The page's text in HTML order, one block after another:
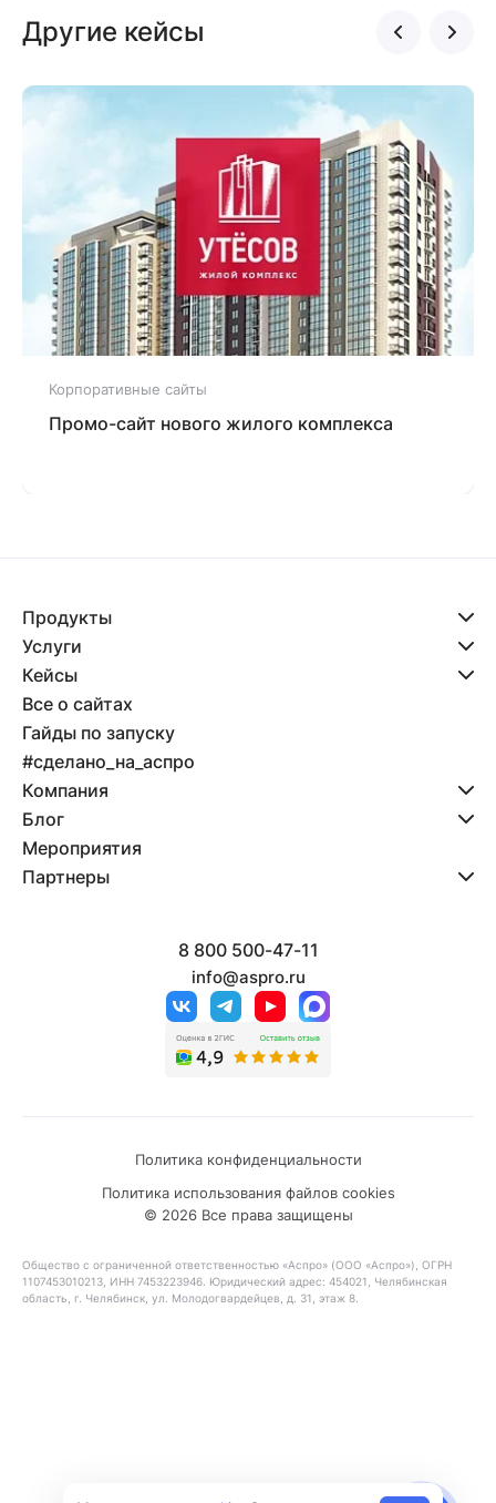
Другие кейсы
Корпоративные сайты
Промо-сайт нового жилого комплекса
Продукты
Услуги
Кейсы
Все о сайтах
Гайды по запуску
#сделано_на_аспро
Компания
Блог
Мероприятия
Партнеры
8 800 500-47-11
info@aspro.ru
© 2026 Все права защищены
Политика конфиденциальности
Политика использования файлов cookies
Общество с ограниченной ответственностью «Аспро» (ООО «Аспро»), ОГРН
1107453010213, ИНН 7453223946. Юридический адрес: 454021, Челябинская
область, г. Челябинск, ул. Молодогвардейцев, д. 31, этаж 8.